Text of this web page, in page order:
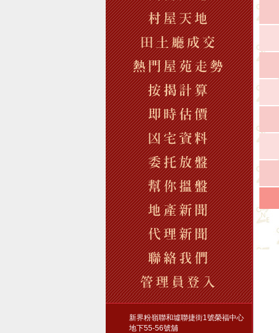
新界粉嶺聯和墟聯捷街1號榮福中心
地下55-56號舖